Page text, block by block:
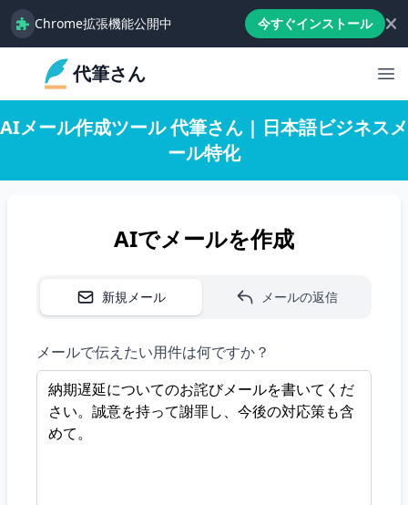
Chrome拡張機能公開中 今すぐインストール
代筆さん
AIメール作成ツール 代筆さん | 日本語ビジネスメ
ール特化
AIでメールを作成
新規メール メールの返信
メールで伝えたい用件は何ですか？